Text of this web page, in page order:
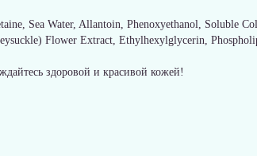
Sea Water, Allantoin, Phenoxyethanol, Soluble
Flower Extract, Ethylhexylglycerin,
здоровой и красивой кожей!